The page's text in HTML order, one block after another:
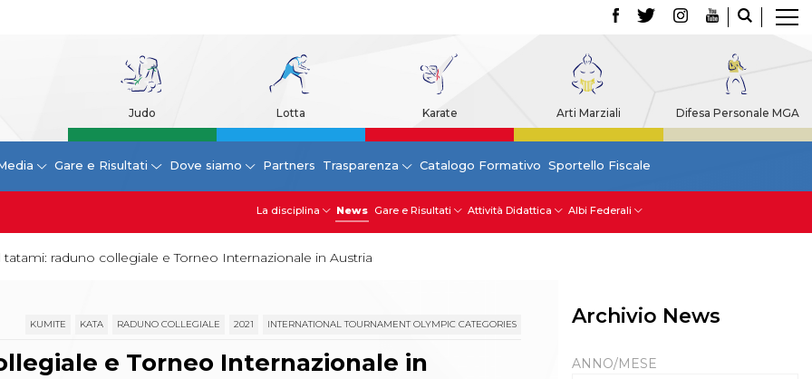
Judo Lotta Karate Arti Marziali Difesa Personale MGA
Gare e Risultati Dove siamo Partners Trasparenza Catalogo Formativo Sportello Fiscale
La disciplina News Gare e Risultati Attività Didattica Albi Federali
tatami: raduno collegiale e Torneo Internazionale in Austria
KUMITE KATA RADUNO COLLEGIALE 2021 INTERNATIONAL TOURNAMENT OLYMPIC CATEGORIES
e Torneo Internazionale in
Archivio News
ANNO/MESE